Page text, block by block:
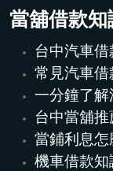
當舖借款知
台中汽車
常見汽車
一分鐘了
台中當舖
當鋪利息怎
機車借款